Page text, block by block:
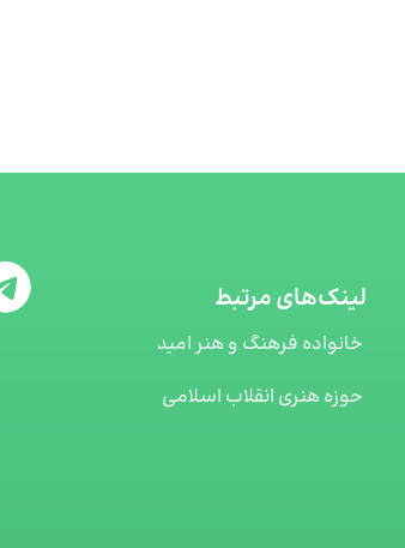
لینک‌های مرتبط
خانواده فرهنگ و هنر امید
حوزه هنری انقلاب اسلامی